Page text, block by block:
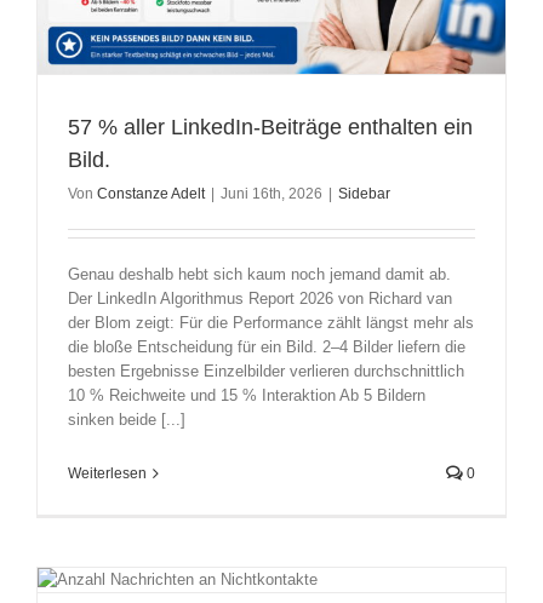
57 % aller LinkedIn-Beiträge enthalten ein
Bild.
Von Constanze Adelt | Juni 16th, 2026 | Sidebar
Genau deshalb hebt sich kaum noch jemand damit ab.
Der LinkedIn Algorithmus Report 2026 von Richard van
der Blom zeigt: Für die Performance zählt längst mehr als
die bloße Entscheidung für ein Bild. 2–4 Bilder liefern die
besten Ergebnisse Einzelbilder verlieren durchschnittlich
10 % Reichweite und 15 % Interaktion Ab 5 Bildern
sinken beide [...]
Weiterlesen 0